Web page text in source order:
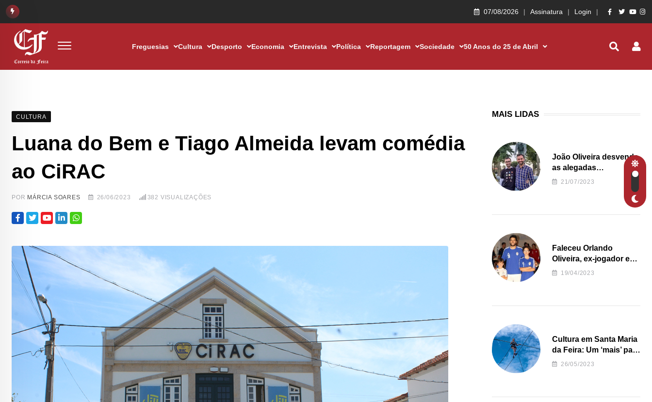
07/08/2026 Assinatura Login
Freguesias Cultura Desporto Economia Entrevista Política Reportagem Sociedade 50 Anos do 25 de Abril
CULTURA
Luana do Bem e Tiago Almeida levam comédia
ao CiRAC
POR MÁRCIA SOARES 26/06/2023 382 VISUALIZAÇÕES
MAIS LIDAS
João Oliveira desvenda
as alegadas
irregularidades da
Junta de Freguesia S.
21/07/2023
Faleceu Orlando
Oliveira, ex-jogador e
treinador da formação
19/04/2023
Cultura em Santa Maria
da Feira: Um ‘mais’ para
o Concelho
26/05/2023